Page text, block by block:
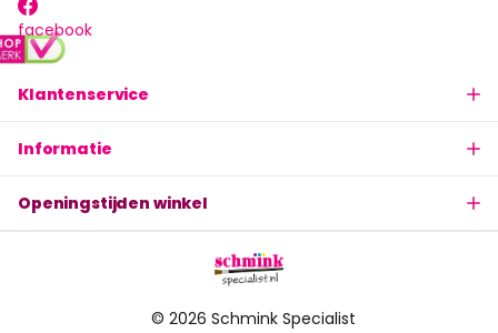
Klantenservice
Informatie
Openingstijden winkel
facebook
© 2026 Schmink Specialist